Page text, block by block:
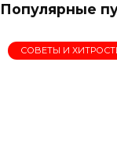
Популярные
СОВЕТЫ И